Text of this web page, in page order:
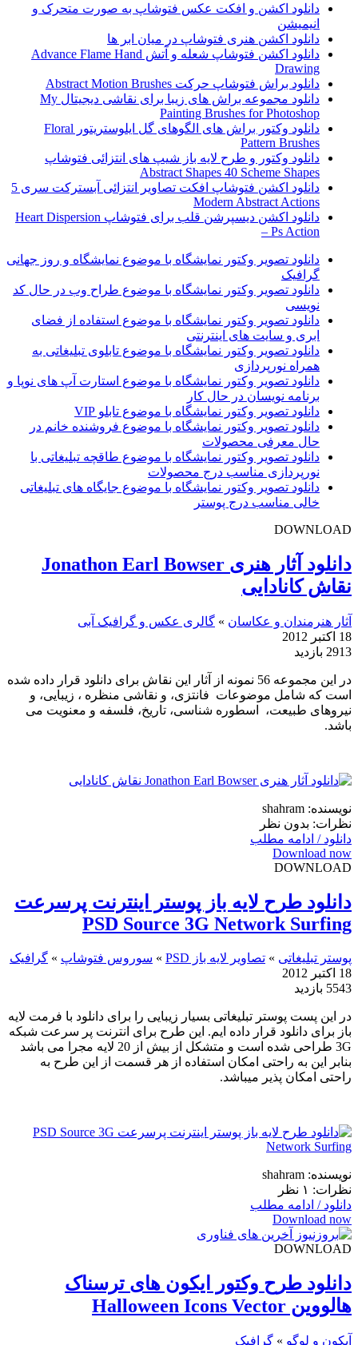
دانلود اکشن و افکت عکس فتوشاپ به صورت متحرک و
انیمیشن
دانلود اکشن هنری فتوشاپ در میان ابر ها
دانلود اکشن فتوشاپ شعله و آتش Advance Flame Hand
Drawing
دانلود براش فتوشاپ حرکت Abstract Motion Brushes
دانلود مجموعه براش های زیبا برای نقاشی دیجیتال My
Painting Brushes for Photoshop
دانلود وکتور براش های الگوهای گل ایلوستریتور Floral
Pattern Brushes
دانلود وکتور و طرح لایه باز شیپ های انتزائی فتوشاپ
Abstract Shapes 40 Scheme Shapes
دانلود اکشن فتوشاپ افکت تصاویر انتزائی آبسترکت سری 5
Modern Abstract Actions
دانلود اکشن دیسپرشن قلب برای فتوشاپ Heart Dispersion
– Ps Action
دانلود تصویر وکتور نمایشگاه با موضوع نمایشگاه و روز جهانی
گرافیک
دانلود تصویر وکتور نمایشگاه با موضوع طراح وب در حال کد
نویسی
دانلود تصویر وکتور نمایشگاه با موضوع استفاده از فضای
ابری و سایت های اینترنتی
دانلود تصویر وکتور نمایشگاه با موضوع تابلوی تبلیغاتی به
همراه نورپردازی
دانلود تصویر وکتور نمایشگاه با موضوع استارت آپ های نوپا و
برنامه نویسان در حال کار
دانلود تصویر وکتور نمایشگاه با موضوع تابلو VIP
دانلود تصویر وکتور نمایشگاه با موضوع فروشنده خانم در
حال معرفی محصولات
دانلود تصویر وکتور نمایشگاه با موضوع طاقچه تبلیغاتی با
نورپردازی مناسب درج محصولات
دانلود تصویر وکتور نمایشگاه با موضوع جایگاه های تبلیغاتی
خالی مناسب درج پوستر
DOWNLOAD
دانلود آثار هنری Jonathon Earl Bowser
نقاش کانادایی
آثار هنرمندان و عکاسان » گالری عکس و گرافیک آبی
18 اکتبر 2012
2913 بازدید
در این مجموعه 56 نمونه از آثار این نقاش برای دانلود قرار داده شده
است که شامل موضوعات فانتزی، و نقاشی منظره ، زیبایی، و
نیروهای طبیعت، اسطوره شناسی، تاریخ، فلسفه و معنویت می
باشد.
نویسنده: shahram
نظرات: بدون نظر
دانلود / ادامه مطلب
Download now
DOWNLOAD
دانلود طرح لایه باز پوستر اینترنت پرسرعت
PSD Source 3G Network Surfing
پوستر تبلیغاتی » تصاویر لایه باز PSD » سوروس فتوشاپ » گرافیک
18 اکتبر 2012
5543 بازدید
در این پست پوستر تبلیغاتی بسیار زیبایی را برای دانلود با فرمت لایه
باز برای دانلود قرار داده ایم. این طرح برای انترنت پر سرعت شبکه
3G طراحی شده است و متشکل از بیش از 20 لایه مجرا می باشد
بنابر این به راحتی امکان استفاده از هر قسمت از این طرح به
راحتی امکان پذیر میباشد.
نویسنده: shahram
نظرات: ۱ نظر
دانلود / ادامه مطلب
Download now
DOWNLOAD
دانلود طرح وکتور ایکون های ترسناک
هالووین Halloween Icons Vector
آیکون و لوگو » گرافیک